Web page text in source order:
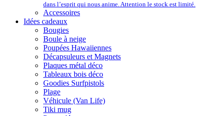
dans l’esprit qui nous anime. Attention le stock est limité.
Accessoires
Idées cadeaux
Bougies
Boule à neige
Poupées Hawaiiennes
Décapsuleurs et Magnets
Plaques métal déco
Tableaux bois déco
Goodies Surfpistols
Plage
Véhicule (Van Life)
Tiki mug